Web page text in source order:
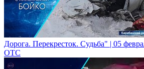
Дорога. Перекресток. Судьба" | 05
ОТС